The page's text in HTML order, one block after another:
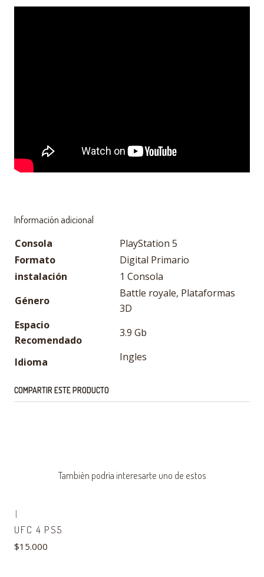
Información adicional
Consola
PlayStation 5
Formato
Digital Primario
instalación
1 Consola
Género
Battle royale, Plataformas
3D
Espacio
Recomendado
3.9 Gb
Idioma Ingles
COMPARTIR ESTE PRODUCTO
También podría interesarte uno de estos
|
UFC 4 PS5
$15.000